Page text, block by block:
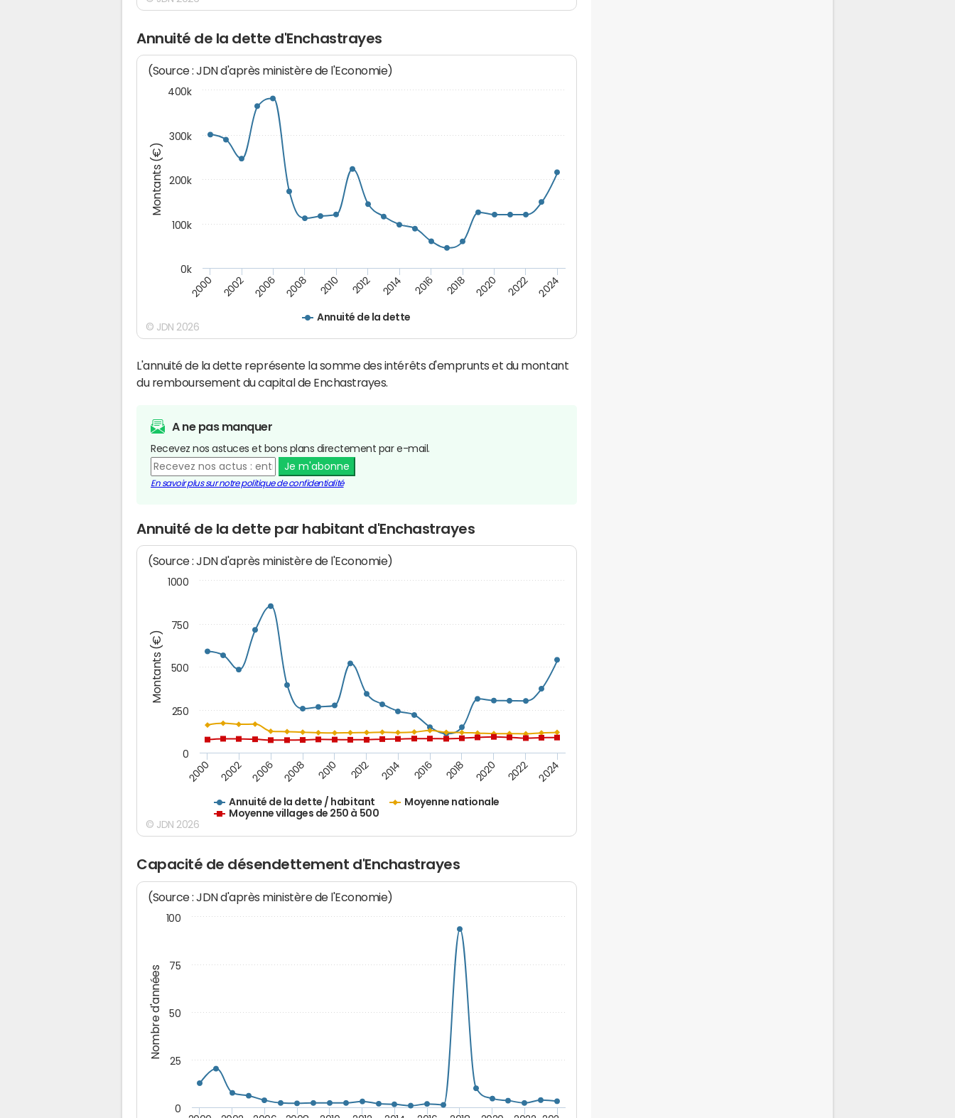
Annuité de la dette d'Enchastrayes
Montants (€)
(Source : JDN d'après ministère de l'Economie)
Annuité de la dette
2000 2002 2006 2008 2010 2012 2014 2016 2018 2020 2022 2024
0k
100k
200k
300k
400k
© JDN 2026
L'annuité de la dette représente la somme des intérêts d'emprunts et du montant
du remboursement du capital de Enchastrayes.
A ne pas manquer
Recevez nos astuces et bons plans directement par e-mail.
Je m'abonne
En savoir plus sur notre politique de confidentialité
Annuité de la dette par habitant d'Enchastrayes
Montants (€)
(Source : JDN d'après ministère de l'Economie)
Annuité de la dette / habitant
Moyenne nationale
Moyenne villages de 250 à 500
2000 2002 2006 2008 2010 2012 2014 2016 2018 2020 2022 2024
0
250
500
750
1000
© JDN 2026
Capacité de désendettement d'Enchastrayes
Nombre d'années
(Source : JDN d'après ministère de l'Economie)
0
25
50
75
100